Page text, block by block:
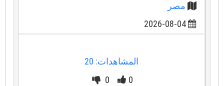
مصر
المشاهدات: 20
0
0